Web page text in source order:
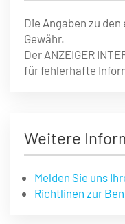
Die Angaben zu
Gewähr.
Der ANZEIGER
für fehlerhafte
Weitere
Melden Sie uns
Richtlinen zur